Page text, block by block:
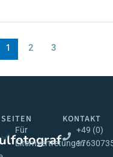
1 2 3
SEITEN
Für
Elternvertretungen
KONTAKT
+49 (0)